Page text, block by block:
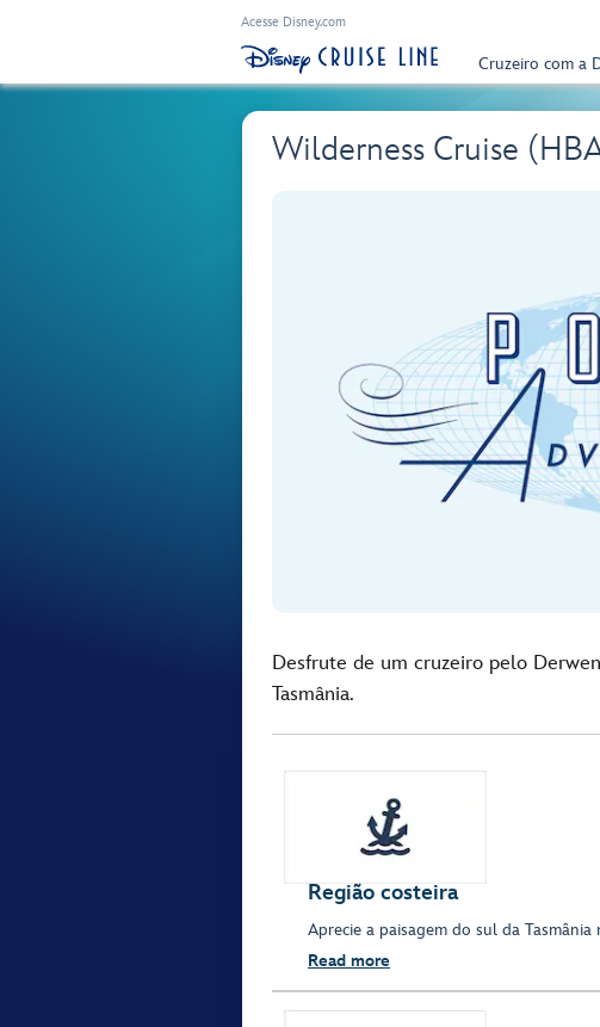
Acesse Disney.com
Cruzeiro com a
Wilderness Cruise
Desfrute de um cruzeiro pelo
Tasmânia.
Região costeira
Aprecie a paisagem do sul da
Read more